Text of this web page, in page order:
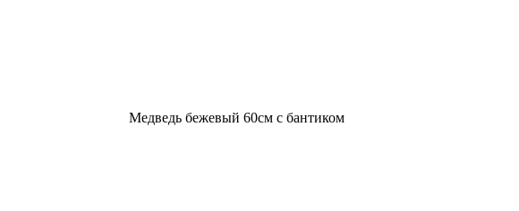
Медведь бежевый 60см с бантиком